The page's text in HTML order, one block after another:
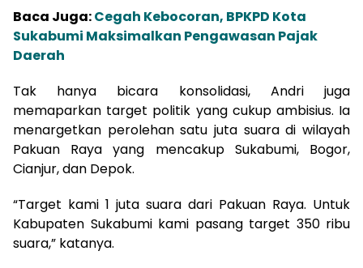
Baca Juga:Cegah Kebocoran, BPKPD Kota
Sukabumi Maksimalkan Pengawasan Pajak
Daerah
Tak hanya bicara konsolidasi, Andri juga
memaparkan target politik yang cukup ambisius. Ia
menargetkan perolehan satu juta suara di wilayah
Pakuan Raya yang mencakup Sukabumi, Bogor,
Cianjur, dan Depok.
“Target kami 1 juta suara dari Pakuan Raya. Untuk
Kabupaten Sukabumi kami pasang target 350 ribu
suara,” katanya.